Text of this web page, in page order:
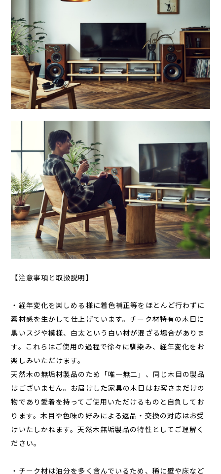
【注意事項と取扱説明】
・経年変化を楽しめる様に着色補正等をほとんど行わずに
素材感を生かして仕上げています。チーク材特有の木目に
黒いスジや模様、白太という白い材が混ざる場合がありま
す。これらはご使用の過程で徐々に馴染み、経年変化をお
楽しみいただけます。
天然木の無垢材製品のため「唯一無二」、同じ木目の製品
はございません。お届けした家具の木目はお客さまだけの
物であり愛着を持ってご使用いただけるものと自負してお
ります。木目や色味の好みによる返品・交換の対応はお受
けいたしかねます。天然木無垢製品の特性としてご理解く
ださい。
・チーク材は油分を多く含んでいるため、稀に壁や床など